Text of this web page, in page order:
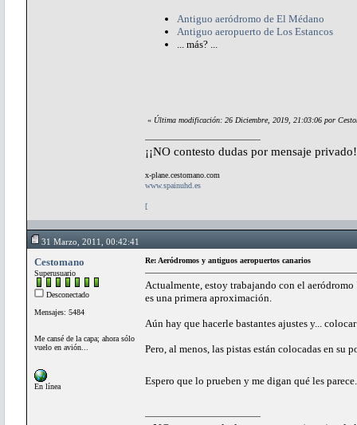
Antiguo aeródromo de El Médano
Antiguo aeropuerto de Los Estancos
... más? ...
« Última modificación: 26 Diciembre, 2019, 21:03:06 por
¡¡NO contesto dudas por mensaje
x-plane.cestomano.com
www.spainuhd.es
[
31 Marzo, 2011, 00:42:41
Cestomano
Superusuario
Desconectado
Mensajes: 5484
Me cansé de la capa; ahora sólo
vuelo en avión...
En línea
Re: Aeródromos y antiguos aeropuertos canarios
Actualmente, estoy trabajando con el
es una primera aproximación.
Aún hay que hacerle bastantes ajustes y...
Pero, al menos, las pistas están colocadas en su
Espero que lo prueben y me digan qué les